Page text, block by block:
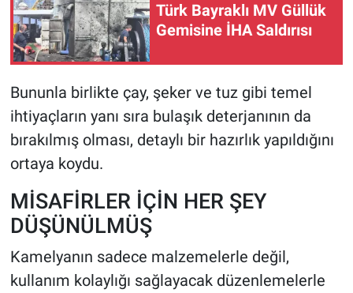
Türk Bayraklı MV Güllük
Gemisine İHA Saldırısı
Bununla birlikte çay, şeker ve tuz gibi temel
ihtiyaçların yanı sıra bulaşık deterjanının da
bırakılmış olması, detaylı bir hazırlık yapıldığını
ortaya koydu.
MİSAFİRLER İÇİN HER ŞEY
DÜŞÜNÜLMÜŞ
Kamelyanın sadece malzemelerle değil,
kullanım kolaylığı sağlayacak düzenlemelerle